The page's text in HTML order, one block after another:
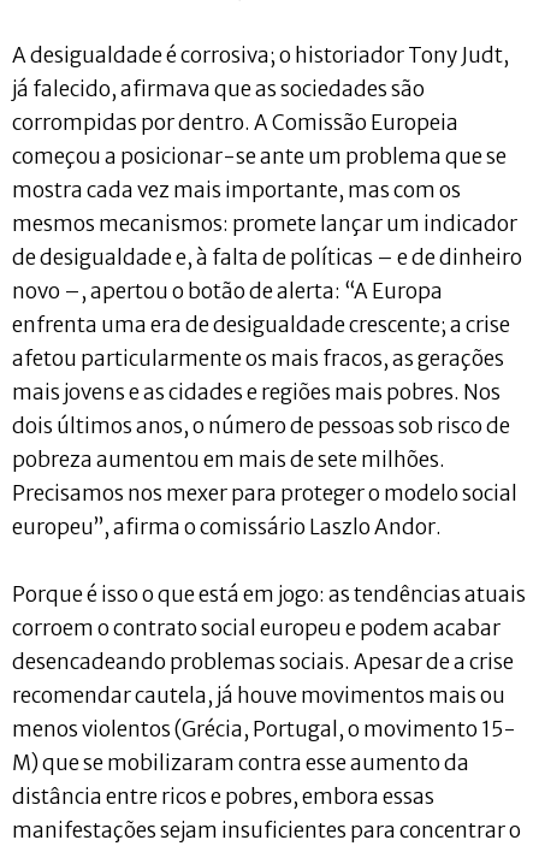
A desigualdade é corrosiva; o historiador Tony Judt,
já falecido, afirmava que as sociedades são
corrompidas por dentro. A Comissão Europeia
começou a posicionar-se ante um problema que se
mostra cada vez mais importante, mas com os
mesmos mecanismos: promete lançar um indicador
de desigualdade e, à falta de políticas – e de dinheiro
novo –, apertou o botão de alerta: “A Europa
enfrenta uma era de desigualdade crescente; a crise
afetou particularmente os mais fracos, as gerações
mais jovens e as cidades e regiões mais pobres. Nos
dois últimos anos, o número de pessoas sob risco de
pobreza aumentou em mais de sete milhões.
Precisamos nos mexer para proteger o modelo social
europeu”, afirma o comissário Laszlo Andor.
Porque é isso o que está em jogo: as tendências atuais
corroem o contrato social europeu e podem acabar
desencadeando problemas sociais. Apesar de a crise
recomendar cautela, já houve movimentos mais ou
menos violentos (Grécia, Portugal, o movimento 15-
M) que se mobilizaram contra esse aumento da
distância entre ricos e pobres, embora essas
manifestações sejam insuficientes para concentrar o